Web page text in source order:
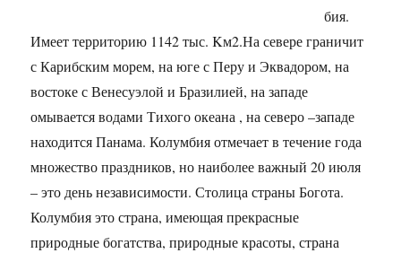
бия.
Имеет территорию 1142 тыс. Kм2.На севере граничит
с Карибским морем, на юге с Перу и Эквадором, на
востоке с Венесуэлой и Бразилией, на западе
омывается водами Тихого океана , на северо –западе
находится Панама. Колумбия отмечает в течение года
множество праздников, но наиболее важный 20 июля
– это день независимости. Столица страны Богота.
Колумбия это страна, имеющая прекрасные
природные богатства, природные красоты, страна